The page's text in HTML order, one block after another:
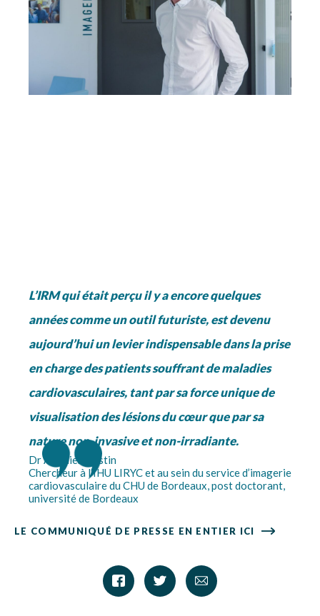
L’IRM qui était perçu il y a encore quelques
années comme un outil futuriste, est devenu
aujourd’hui un levier indispensable dans la prise
en charge des patients souffrant de maladies
cardiovasculaires, tant par sa force unique de
visualisation des lésions du cœur que par sa
nature non-invasive et non-irradiante.
Dr Aurélien Bustin
Chercheur à l’IHU LIRYC et au sein du service d’imagerie
cardiovasculaire du CHU de Bordeaux, post doctorant,
université de Bordeaux
LE COMMUNIQUÉ DE PRESSE EN ENTIER ICI